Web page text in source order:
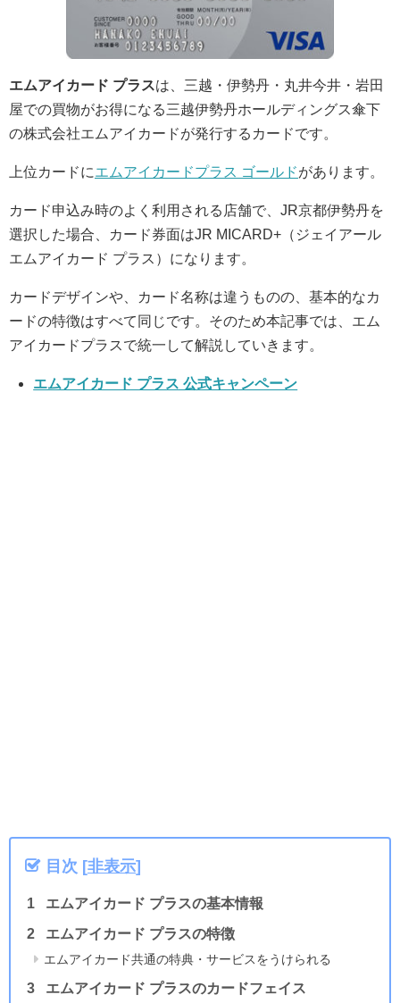
エムアイカード プラスは、三越・伊勢丹・丸井今井・岩田
屋での買物がお得になる三越伊勢丹ホールディングス傘下
の株式会社エムアイカードが発行するカードです。
上位カードにエムアイカードプラス ゴールドがあります。
カード申込み時のよく利用される店舗で、JR京都伊勢丹を
選択した場合、カード券面はJR MICARD+（ジェイアール
エムアイカード プラス）になります。
カードデザインや、カード名称は違うものの、基本的なカ
ードの特徴はすべて同じです。そのため本記事では、エム
アイカードプラスで統一して解説していきます。
エムアイカード プラス 公式キャンペーン
目次 [非表示]
エムアイカード プラスの基本情報
エムアイカード プラスの特徴
エムアイカード共通の特典・サービスをうけられる
エムアイカード プラスのカードフェイス